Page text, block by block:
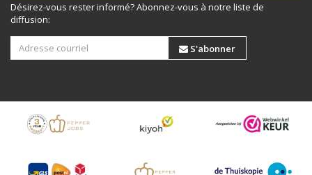
Désirez-vous rester informé? Abonnez-vous à notre liste de
diffusion:
S'abonner